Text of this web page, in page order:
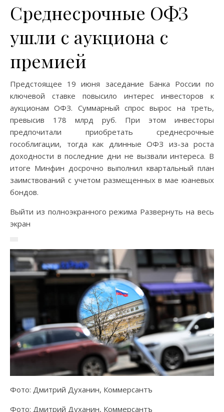
Среднесрочные ОФЗ
ушли с аукциона с
премией
Предстоящее 19 июня заседание Банка России по
ключевой ставке повысило интерес инвесторов к
аукционам ОФЗ. Суммарный спрос вырос на треть,
превысив 178 млрд руб. При этом инвесторы
предпочитали приобретать среднесрочные
гособлигации, тогда как длинные ОФЗ из-за роста
доходности в последние дни не вызвали интереса. В
итоге Минфин досрочно выполнил квартальный план
заимствований с учетом размещенных в мае юаневых
бондов.
Выйти из полноэкранного режима Развернуть на весь
экран
Фото: Дмитрий Духанин, Коммерсантъ
Фото: Дмитрий Духанин, Коммерсантъ